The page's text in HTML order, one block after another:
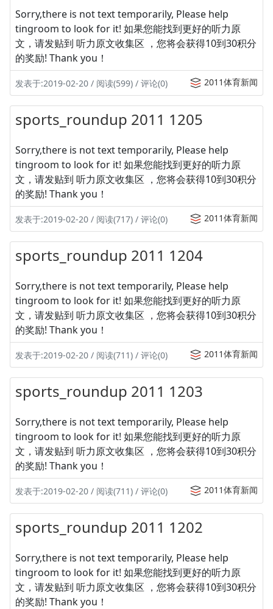
Sorry,there is not text temporarily, Please help
tingroom to look for it! 如果您能找到更好的听力原
文，请发贴到 听力原文收集区 ，您将会获得10到30积分
的奖励! Thank you！
发表于:2019-02-20 / 阅读(599) / 评论(0) 2011体育新闻
sports_roundup 2011 1205
Sorry,there is not text temporarily, Please help
tingroom to look for it! 如果您能找到更好的听力原
文，请发贴到 听力原文收集区 ，您将会获得10到30积分
的奖励! Thank you！
发表于:2019-02-20 / 阅读(717) / 评论(0) 2011体育新闻
sports_roundup 2011 1204
Sorry,there is not text temporarily, Please help
tingroom to look for it! 如果您能找到更好的听力原
文，请发贴到 听力原文收集区 ，您将会获得10到30积分
的奖励! Thank you！
发表于:2019-02-20 / 阅读(711) / 评论(0) 2011体育新闻
sports_roundup 2011 1203
Sorry,there is not text temporarily, Please help
tingroom to look for it! 如果您能找到更好的听力原
文，请发贴到 听力原文收集区 ，您将会获得10到30积分
的奖励! Thank you！
发表于:2019-02-20 / 阅读(711) / 评论(0) 2011体育新闻
sports_roundup 2011 1202
Sorry,there is not text temporarily, Please help
tingroom to look for it! 如果您能找到更好的听力原
文，请发贴到 听力原文收集区 ，您将会获得10到30积分
的奖励! Thank you！